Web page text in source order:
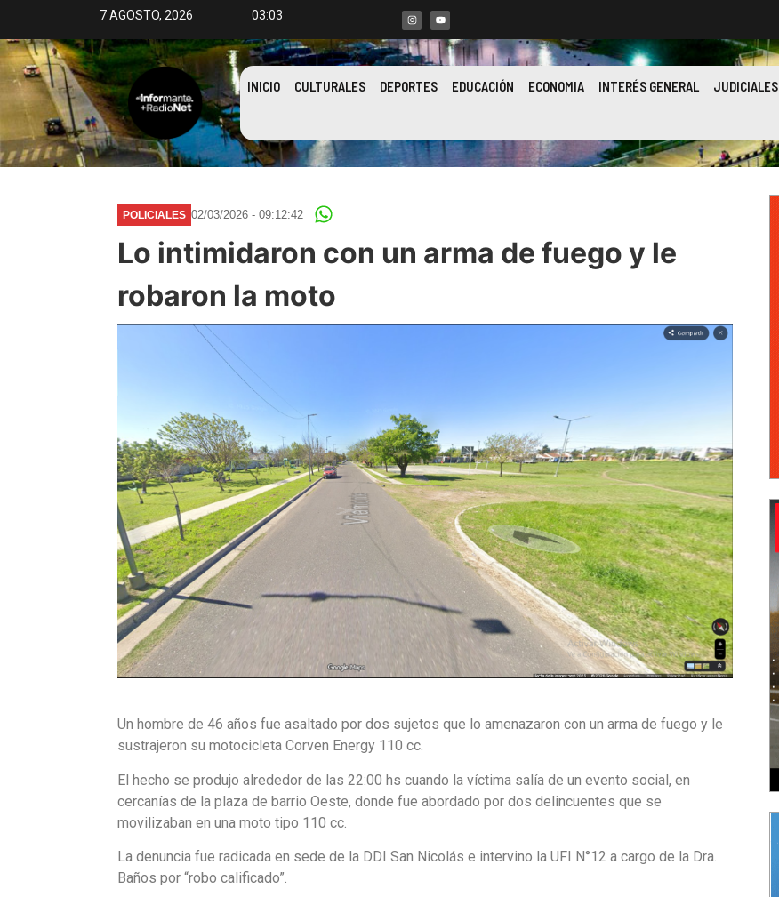
7 AGOSTO, 2026 03:03
INICIO CULTURALES DEPORTES EDUCACIÓN ECONOMIA INTERÉS GENERAL JUDICIALES
POLICIALES 02/03/2026 - 09:12:42
Lo intimidaron con un arma de fuego y le
robaron la moto
Un hombre de 46 años fue asaltado por dos sujetos que lo amenazaron con un arma de fuego y le
sustrajeron su motocicleta Corven Energy 110 cc.
El hecho se produjo alrededor de las 22:00 hs cuando la víctima salía de un evento social, en
cercanías de la plaza de barrio Oeste, donde fue abordado por dos delincuentes que se
movilizaban en una moto tipo 110 cc.
La denuncia fue radicada en sede de la DDI San Nicolás e intervino la UFI N°12 a cargo de la Dra.
Baños por “robo calificado”.